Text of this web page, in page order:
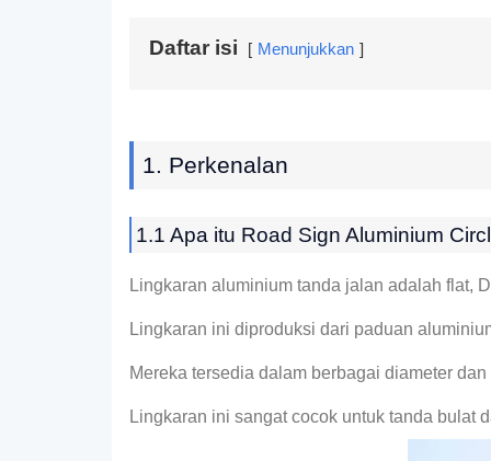
Daftar isi Menunjukkan
1. Perkenalan
1.1 Apa itu Road Sign Aluminium
Lingkaran aluminium tanda jalan adalah flat,
Lingkaran ini diproduksi dari paduan
Mereka tersedia dalam berbagai diameter
Lingkaran ini sangat cocok untuk tanda bulat